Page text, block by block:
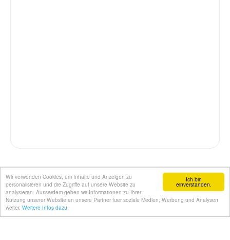
Ich bin
einverstanden.
Wir verwenden Cookies, um Inhalte und Anzeigen zu
personalisieren und die Zugriffe auf unsere Website zu
analysieren. Ausserdem geben wir Informationen zu Ihrer
Nutzung unserer Website an unsere Partner fuer soziale Medien, Werbung und Analysen
weiter. Weitere Infos dazu.
♡ Ausmalbilder.eu
Kreativ. Einfach. Ausdrucken.